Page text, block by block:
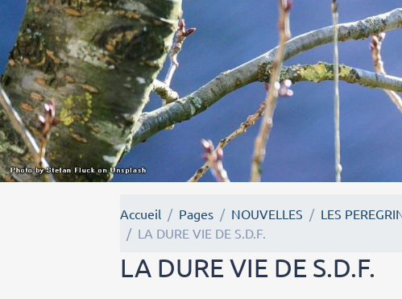
Accueil Pages NOUVELLES
LES
LA DURE VIE DE S.D.F.
LA DURE VIE DE S.D.F.